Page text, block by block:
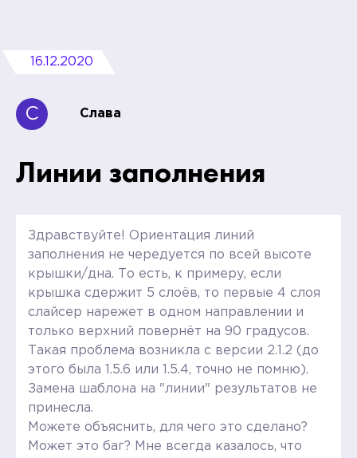
16.12.2020
С Слава
Линии заполнения
Здравствуйте! Ориентация линий
заполнения не чередуется по всей высоте
крышки/дна. То есть, к примеру, если
крышка сдержит 5 слоёв, то первые 4 слоя
слайсер нарежет в одном направлении и
только верхний повернёт на 90 градусов.
Такая проблема возникла с версии 2.1.2 (до
этого была 1.5.6 или 1.5.4, точно не помню).
Замена шаблона на "линии" результатов не
принесла.
Можете объяснить, для чего это сделано?
Может это баг? Мне всегда казалось, что